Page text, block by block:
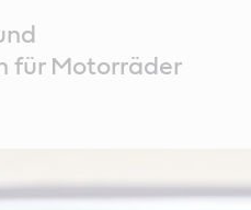
für Motorräder